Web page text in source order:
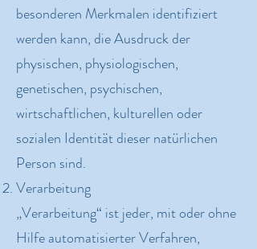
besonderen Merkmalen identifiziert
werden kann, die Ausdruck der
physischen, physiologischen,
genetischen, psychischen,
wirtschaftlichen, kulturellen oder
sozialen Identität dieser natürlichen
Person sind.
Verarbeitung
„Verarbeitung“ ist jeder, mit oder ohne
Hilfe automatisierter Verfahren,